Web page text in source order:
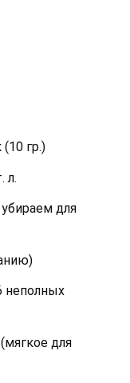
гр.)
л.
для
неполных
для